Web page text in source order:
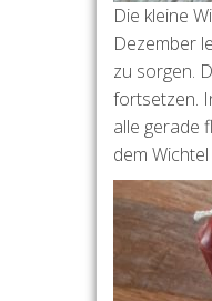
Die kleine
Dezember
zu sorgen.
fortsetzen.
alle gerade
dem